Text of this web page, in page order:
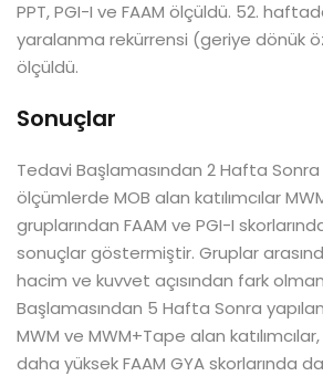
PPT, PGI-I ve FAAM ölçüldü. 52.
yaralanma rekürrensi (geriye dönük
ölçüldü.
Sonuçlar
Tedavi Başlamasından 2 Hafta Sonra
ölçümlerde MOB alan katılımcılar
gruplarından FAAM ve PGI-I
sonuçlar göstermiştir. Gruplar
hacim ve kuvvet açısından fark
Başlamasından 5 Hafta Sonra
MWM ve MWM+Tape alan
daha yüksek FAAM GYA skorlarında